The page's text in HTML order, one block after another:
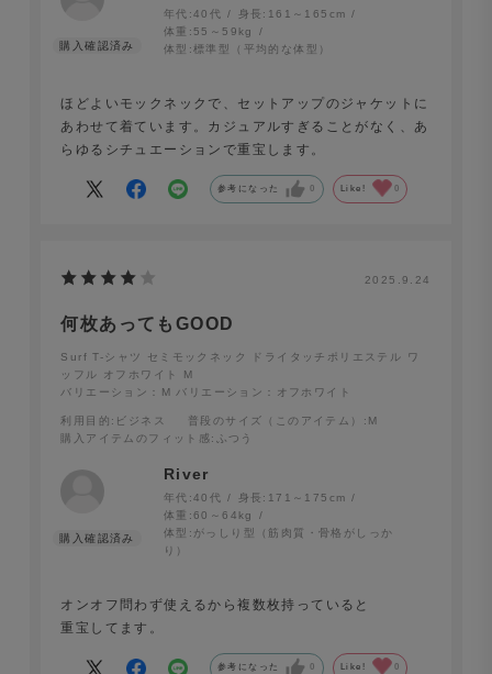
エステル ワッフル チャコール
ラフになり過ぎない、洗練されたデザイン
首元のリブは、すっきりとした印象を与える程よい高さの
セミモックネック仕様。首まわりに程よい高さと締まりを
持たせることで、Tシャツでも大人らしい洗練された印象
を作り出します。一枚で着ても品良く決まり、もちろんジ
ャケットとの相性も抜群。
年代:40代 身長: 161～165cm
体重: 55～59kg
体型:標準型（平均的な体型）
ほどよいモックネックで、セットアップのジャケットに
あわせて着ています。カジュアルすぎることがなく、あ
らゆるシチュエーションで重宝します。
参考になった 0 Like! 0
2025.9.24
何枚あってもGOOD
Surf T-シャツ セミモックネック ドライタッチポリエステル ワ
ッフル オフホワイト M
バリエーション：M バリエーション：オフホワイト
利用目的 :ビジネス 普段のサイズ（このアイテム）
:M
購入アイテムのフィット感:ふつう
River
年代:40代 身長: 171～175cm
体重:60～64kg
体型: がっしり型（筋肉質・骨格がしっか
り）
オンオフ問わず使えるから複数枚持っていると
重宝してます。
参考になった 0 Like! 0